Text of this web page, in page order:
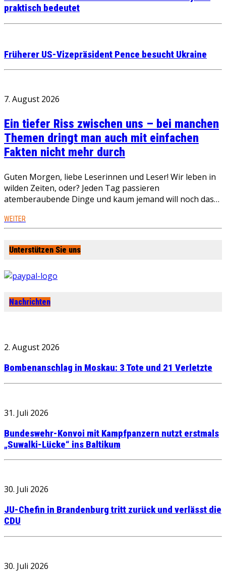
praktisch bedeutet
Früherer US-Vizepräsident Pence besucht Ukraine
7. August 2026
Ein tiefer Riss zwischen uns – bei manchen
Themen dringt man auch mit einfachen
Fakten nicht mehr durch
Guten Morgen, liebe Leserinnen und Leser! Wir leben in
wilden Zeiten, oder? Jeden Tag passieren
atemberaubende Dinge und kaum jemand will noch das…
WEITER
Unterstützen Sie uns
Nachrichten
2. August 2026
Bombenanschlag in Moskau: 3 Tote und 21 Verletzte
31. Juli 2026
Bundeswehr-Konvoi mit Kampfpanzern nutzt erstmals
„Suwalki-Lücke“ ins Baltikum
30. Juli 2026
JU-Chefin in Brandenburg tritt zurück und verlässt die
CDU
30. Juli 2026